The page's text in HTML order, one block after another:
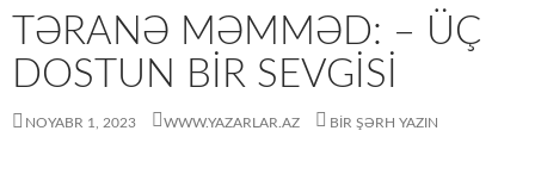
TƏRANƏ MƏMMƏD: – ÜÇ
DOSTUN BIR SEVGISI
NOYABR 1, 2023 WWW.YAZARLAR.AZ BIR ŞƏRH YAZIN